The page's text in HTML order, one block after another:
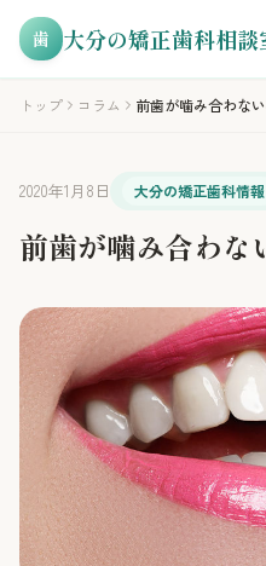
歯 大分の矯正歯科相談
トップ コラム 前歯が噛み合わな
2020年1月8日 大分の矯正歯科情報
前歯が噛み合わな